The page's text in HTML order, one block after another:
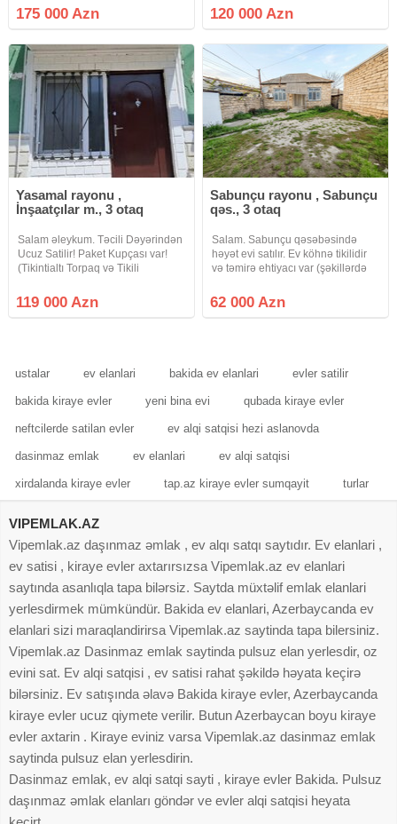
Mətbəxt 3 Yataq otağı 2 Saunzer
(evin daxilində). Hovuz /Besetka. 1
175 000 Azn
satılır. Həyətdə 2 ayrı ev
mövcuddur. Bütün kommunal
Ev 89 nömrəli
120 000 Azn
Yasamal rayonu ,
İnşaatçılar m., 3 otaq
Salam əleykum. Təcili Dəyərindən
Ucuz Satilir! Paket Kupçası var!
(Tikintialtı Torpaq və Tikili
Yasamal Asan xidmətin arxa
hissəsində əla təmirli 62 kv.m tikili
119 000 Azn
Sabunçu rayonu , Sabunçu
qəs., 3 otaq
Salam. Sabunçu qəsəbəsində
həyət evi satılır. Ev köhnə tikilidir
və təmirə ehtiyacı var (şəkillərdə
sənədidir (2000-ci il) Kommunal
xətlər mövcuddur: İşıq və qaz
62 000 Azn
ustalar ev elanlari bakida ev elanlari evler satilir
bakida kiraye evler yeni bina evi qubada kiraye evler
neftcilerde satilan evler ev alqi satqisi hezi aslanovda
dasinmaz emlak ev elanlari ev alqi satqisi
xirdalanda kiraye evler tap.az kiraye evler sumqayit turlar
VIPEMLAK.AZ
Vipemlak.az daşınmaz əmlak , ev alqı satqı saytıdır. Ev elanlari ,
ev satisi , kiraye evler axtarırsızsa Vipemlak.az ev elanlari
saytında asanlıqla tapa bilərsiz. Saytda müxtəlif emlak elanlari
yerlesdirmek mümkündür. Bakida ev elanlari, Azerbaycanda ev
elanlari sizi maraqlandirirsa Vipemlak.az saytinda tapa bilersiniz.
Vipemlak.az Dasinmaz emlak saytinda pulsuz elan yerlesdir, oz
evini sat. Ev alqi satqisi , ev satisi rahat şəkildə həyata keçirə
bilərsiniz. Ev satışında əlavə Bakida kiraye evler, Azerbaycanda
kiraye evler ucuz qiymete verilir. Butun Azerbaycan boyu kiraye
evler axtarin . Kiraye eviniz varsa Vipemlak.az dasinmaz emlak
saytinda pulsuz elan yerlesdirin.
Dasinmaz emlak, ev alqi satqi sayti , kiraye evler Bakida. Pulsuz
daşınmaz əmlak elanları göndər ve evler alqi satqisi heyata